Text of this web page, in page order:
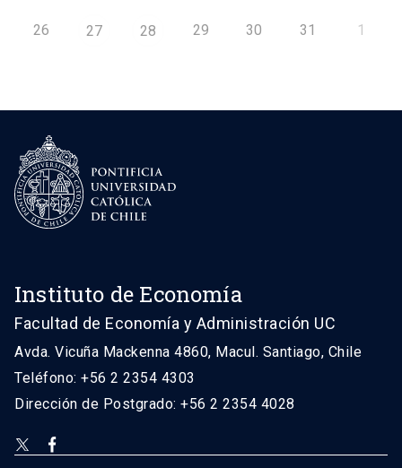
26 27 28 29 30 31 1
Instituto de Economía
Facultad de Economía y Administración UC
Avda. Vicuña Mackenna 4860, Macul. Santiago, Chile
Teléfono: +56 2 2354 4303
Dirección de Postgrado: +56 2 2354 4028